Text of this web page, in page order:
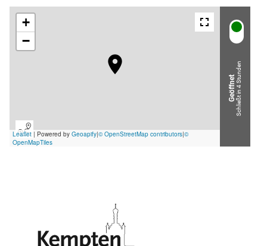
GeöffnetSchließt in 4 Stunden